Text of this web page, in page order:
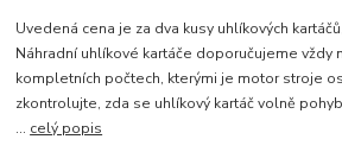
Uvedená cena je za dva kusy uhlíkových
Náhradní uhlíkové kartáče doporučujeme vždy
kompletních počtech, kterými je motor stroje
zkontrolujte, zda se uhlíkový kartáč volně
... celý popis